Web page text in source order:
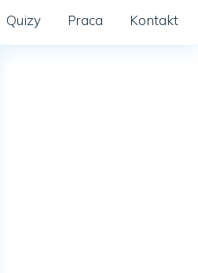
Quizy Praca Kontakt